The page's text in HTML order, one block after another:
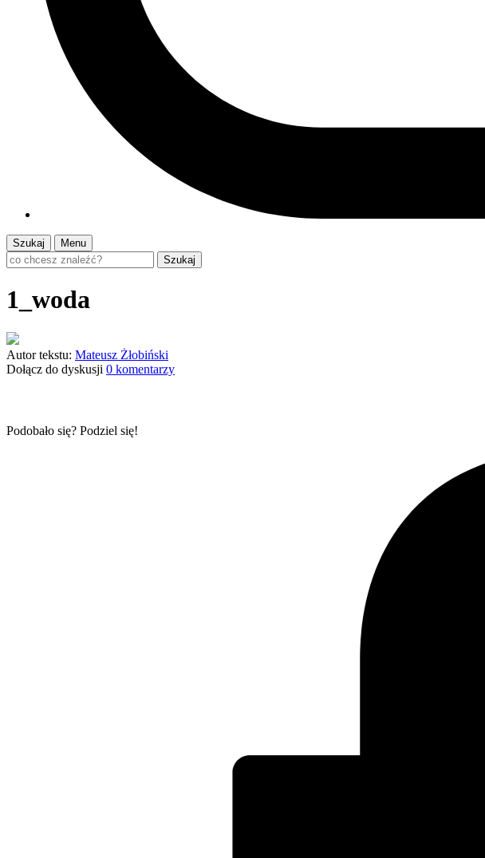
Szukaj
Menu
Szukaj
1_woda
Autor tekstu: Mateusz Żłobiński
Dołącz do dyskusji 0 komentarzy
Podobało się? Podziel się!